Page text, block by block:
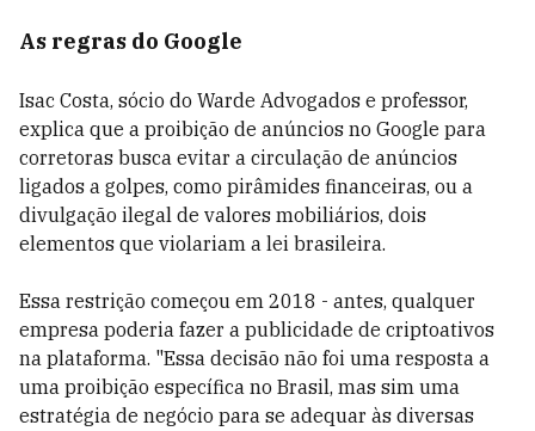
As regras do Google
Isac Costa, sócio do Warde Advogados e professor,
explica que a proibição de anúncios no Google para
corretoras busca evitar a circulação de anúncios
ligados a golpes, como pirâmides financeiras, ou a
divulgação ilegal de valores mobiliários, dois
elementos que violariam a lei brasileira.
Essa restrição começou em 2018 - antes, qualquer
empresa poderia fazer a publicidade de criptoativos
na plataforma. "Essa decisão não foi uma resposta a
uma proibição específica no Brasil, mas sim uma
estratégia de negócio para se adequar às diversas